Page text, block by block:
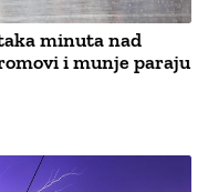
minuta nad
i munje paraju